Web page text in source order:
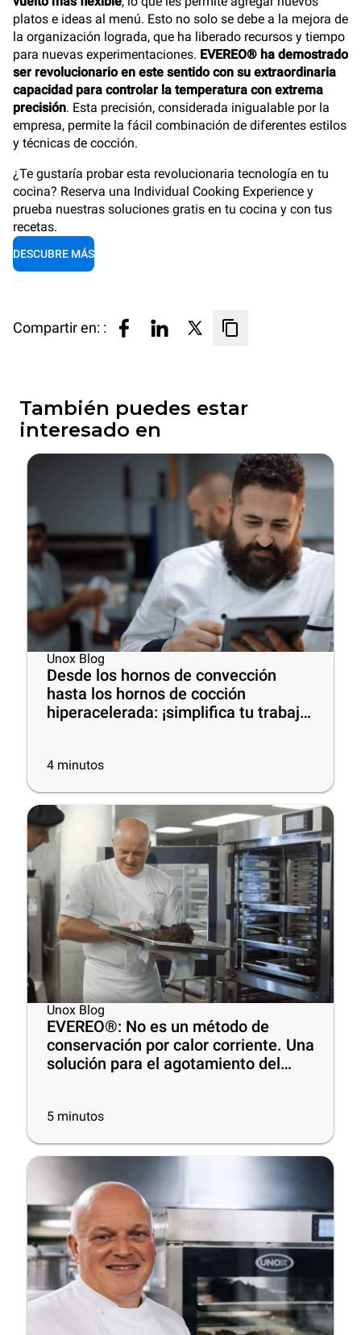
platos e ideas al menú. Esto no solo se debe a la mejora de
la organización lograda, que ha liberado recursos y tiempo
para nuevas experimentaciones. EVEREO® ha demostrado
ser revolucionario en este sentido con su extraordinaria
capacidad para controlar la temperatura con extrema
precisión. Esta precisión, considerada inigualable por la
empresa, permite la fácil combinación de diferentes estilos
y técnicas de cocción.
¿Te gustaría probar esta revolucionaria tecnología en tu
cocina? Reserva una Individual Cooking Experience y
prueba nuestras soluciones gratis en tu cocina y con tus
recetas.
DESCUBRE MÁS
Compartir en: :
También puedes estar
interesado en
Unox Blog
Desde los hornos de convección
hasta los hornos de cocción
hiperacelerada: ¡simplifica tu trabajo
4 minutos
Unox Blog
EVEREO®: No es un método de
conservación por calor corriente. Una
solución para el agotamiento del
5 minutos